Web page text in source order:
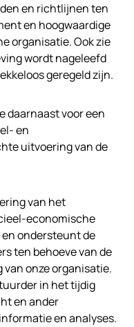
en richtlijnen ten
en hoogwaardige
organisatie. Ook zie
wordt nageleefd
geregeld zijn.
daarnaast voor een
en
uitvoering van de
van het
economische
en ondersteunt de
ten behoeve van de
onze organisatie.
in het tijdig
en ander
en analyses.